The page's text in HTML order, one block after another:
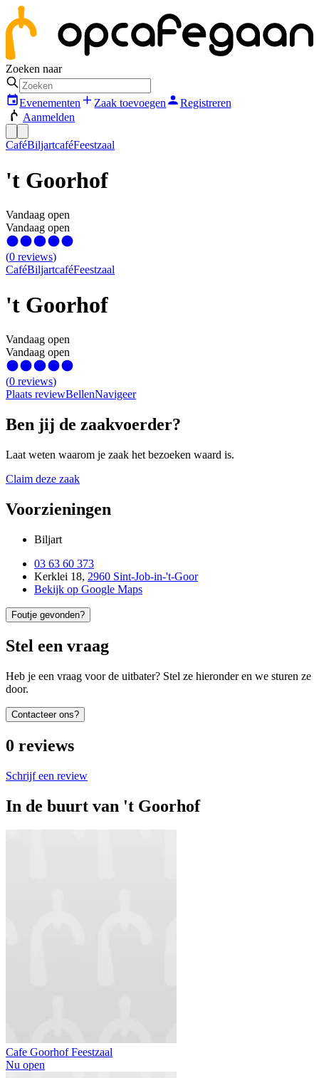
Zoeken naar
Evenementen Zaak toevoegen
Registreren
Aanmelden
CaféBiljartcaféFeestzaal
't Goorhof
Vandaag open
Vandaag open
(0 reviews)
CaféBiljartcaféFeestzaal
't Goorhof
Vandaag open
Vandaag open
(0 reviews)
Plaats reviewBellenNavigeer
Ben jij de zaakvoerder?
Laat weten waarom je zaak het bezoeken waard is.
Claim deze zaak
Voorzieningen
Biljart
03 63 60 373
Kerklei 18, 2960 Sint-Job-in-'t-Goor
Bekijk op Google Maps
Foutje gevonden?
Stel een vraag
Heb je een vraag voor de uitbater? Stel ze hieronder en we sturen ze
door.
Contacteer ons?
0 reviews
Schrijf een review
In de buurt van 't Goorhof
Cafe Goorhof Feestzaal
Nu open